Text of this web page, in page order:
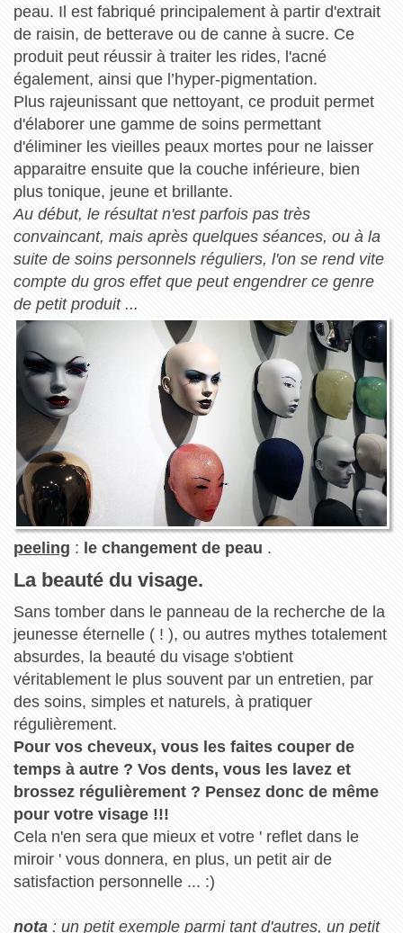
peau. Il est fabriqué principalement à partir d'extrait
de raisin, de betterave ou de canne à sucre. Ce
produit peut réussir à traiter les rides, l'acné
également, ainsi que l’hyper-pigmentation.
Plus rajeunissant que nettoyant, ce produit permet
d'élaborer une gamme de soins permettant
d'éliminer les vieilles peaux mortes pour ne laisser
apparaitre ensuite que la couche inférieure, bien
plus tonique, jeune et brillante.
Au début, le résultat n'est parfois pas très
convaincant, mais après quelques séances, ou à la
suite de soins personnels réguliers, l'on se rend vite
compte du gros effet que peut engendrer ce genre
de petit produit ...
peeling : le changement de peau .
La beauté du visage.
Sans tomber dans le panneau de la recherche de la
jeunesse éternelle ( ! ), ou autres mythes totalement
absurdes, la beauté du visage s'obtient
véritablement le plus souvent par un entretien, par
des soins, simples et naturels, à pratiquer
régulièrement.
Pour vos cheveux, vous les faites couper de
temps à autre ? Vos dents, vous les lavez et
brossez régulièrement ? Pensez donc de même
pour votre visage !!!
Cela n'en sera que mieux et votre ' reflet dans le
miroir ' vous donnera, en plus, un petit air de
satisfaction personnelle ... :)
nota : un petit exemple parmi tant d'autres, un petit